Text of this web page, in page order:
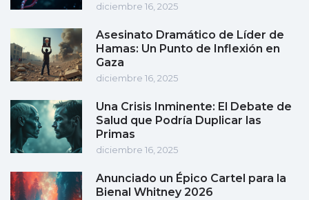
diciembre 16, 2025
Asesinato Dramático de Líder de
Hamas: Un Punto de Inflexión en
Gaza
diciembre 16, 2025
Una Crisis Inminente: El Debate de
Salud que Podría Duplicar las
Primas
diciembre 16, 2025
Anunciado un Épico Cartel para la
Bienal Whitney 2026